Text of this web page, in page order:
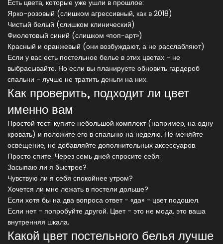
Есть цвета, которые уже ушли в прошлое:
Ярко-розовый (слишком агрессивный, как в 2018)
Чистый белый (слишком клинический)
Фиолетовый синий (слишком «поп-арт»)
Красный и оранжевый (они возбуждают, а не расслабляют)
Если у вас есть постельное белье в этих цветах - не
выбрасывайте. Но если вы планируете обновить гардероб
спальни - лучше не тратить деньги на них.
Как проверить, подходит ли цвет
именно вам
Простой тест: купите небольшой комплект (например, на одну
кровать) и положите его в спальню на неделю. Не меняйте
освещение, не добавляйте дополнительных аксессуаров.
Просто спите. Через семь дней спросите себя:
Засыпаю ли я быстрее?
Чувствую ли я себя спокойнее утром?
Хочется ли мне лежать в постели дольше?
Если хотя бы на два вопроса ответ - «да» - цвет подошел.
Если нет - попробуйте другой. Цвет - это не мода, это ваша
внутренняя шкала.
Какой цвет постельного белья лучше